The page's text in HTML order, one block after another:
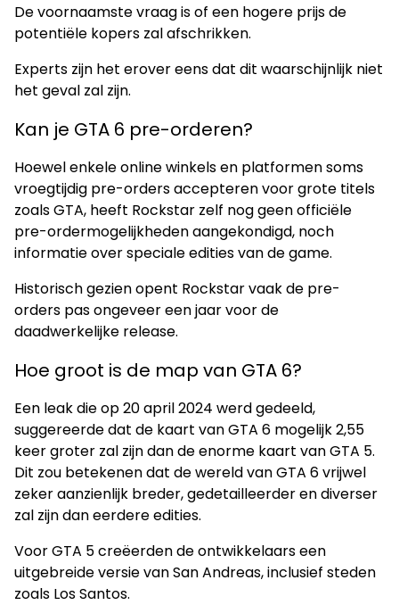
De voornaamste vraag is of een hogere prijs de
potentiële kopers zal afschrikken.
Experts zijn het erover eens dat dit waarschijnlijk niet
het geval zal zijn.
Kan je GTA 6 pre-orderen?
Hoewel enkele online winkels en platformen soms
vroegtijdig pre-orders accepteren voor grote titels
zoals GTA, heeft Rockstar zelf nog geen officiële
pre-ordermogelijkheden aangekondigd, noch
informatie over speciale edities van de game.
Historisch gezien opent Rockstar vaak de pre-
orders pas ongeveer een jaar voor de
daadwerkelijke release.
Hoe groot is de map van GTA 6?
Een leak die op 20 april 2024 werd gedeeld,
suggereerde dat de kaart van GTA 6 mogelijk 2,55
keer groter zal zijn dan de enorme kaart van GTA 5.
Dit zou betekenen dat de wereld van GTA 6 vrijwel
zeker aanzienlijk breder, gedetailleerder en diverser
zal zijn dan eerdere edities.
Voor GTA 5 creëerden de ontwikkelaars een
uitgebreide versie van San Andreas, inclusief steden
zoals Los Santos.